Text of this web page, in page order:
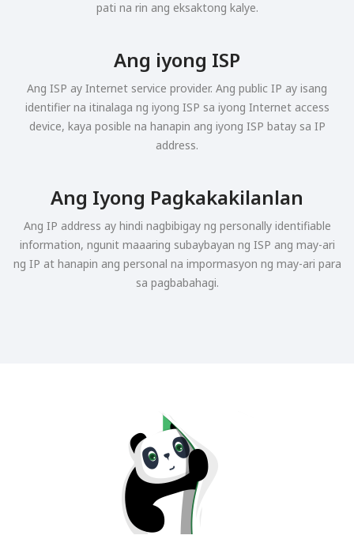
pati na rin ang eksaktong kalye.
Ang iyong ISP
Ang ISP ay Internet service provider. Ang public IP ay isang
identifier na itinalaga ng iyong ISP sa iyong Internet access
device, kaya posible na hanapin ang iyong ISP batay sa IP
address.
Ang Iyong Pagkakakilanlan
Ang IP address ay hindi nagbibigay ng personally identifiable
information, ngunit maaaring subaybayan ng ISP ang may-ari
ng IP at hanapin ang personal na impormasyon ng may-ari para
sa pagbabahagi.